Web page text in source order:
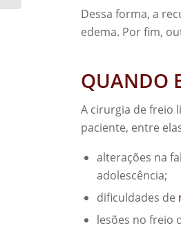
Dessa forma, a
edema. Por fim,
QUANDO
A cirurgia de freio
paciente, entre
alterações na
adolescência;
dificuldades de
lesões no freio